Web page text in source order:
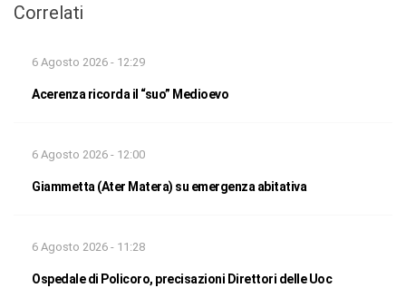
Correlati
6 Agosto 2026 - 12:29
Acerenza ricorda il “suo” Medioevo
6 Agosto 2026 - 12:00
Giammetta (Ater Matera) su emergenza abitativa
6 Agosto 2026 - 11:28
Ospedale di Policoro, precisazioni Direttori delle Uoc